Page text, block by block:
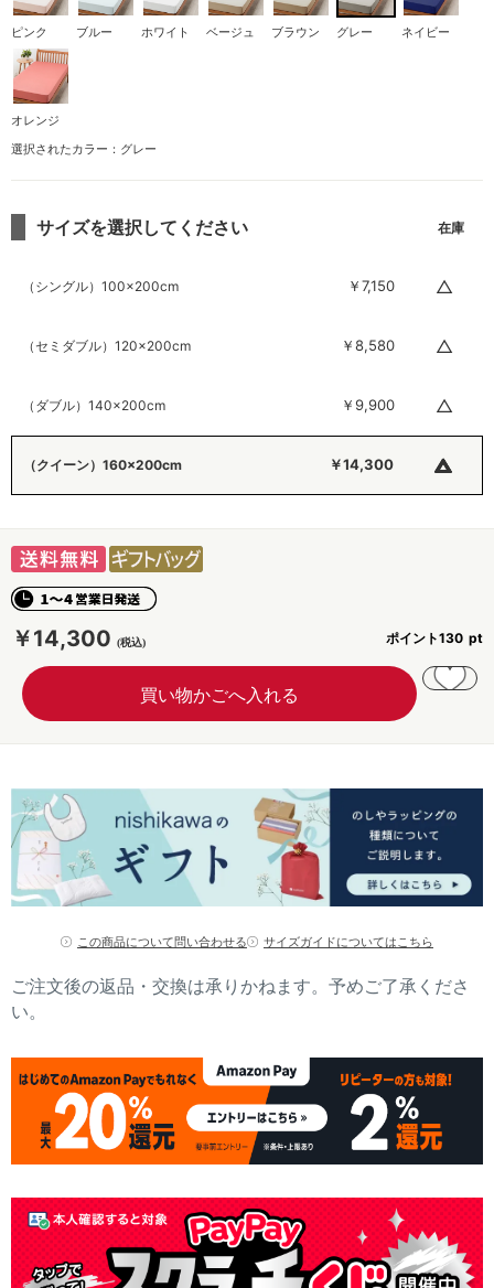
￥14,300 ポイント130
ピンク ブルー ホワイト ベージュ ブラウン グレー ネイビー
オレンジ
選択されたカラー：グレー
サイズを選択してください
（シングル）100×200cm ￥7,150 △
（セミダブル）120×200cm ￥8,580 △
（ダブル）140×200cm ￥9,900 △
（クイーン）160×200cm ￥14,300 △
この商品について問い合わせる サイズガイドについてはこちら
ご注文後の返品・交換は承りかねます。予めご了承くださ
い。